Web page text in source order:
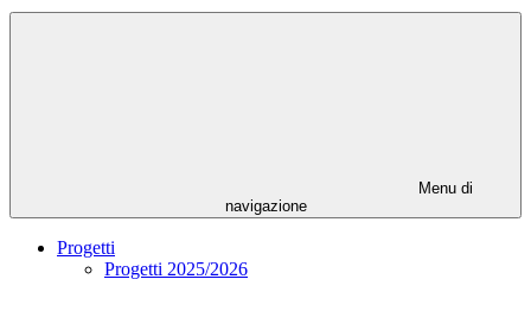
Menu di
navigazione
Progetti
Progetti 2025/2026